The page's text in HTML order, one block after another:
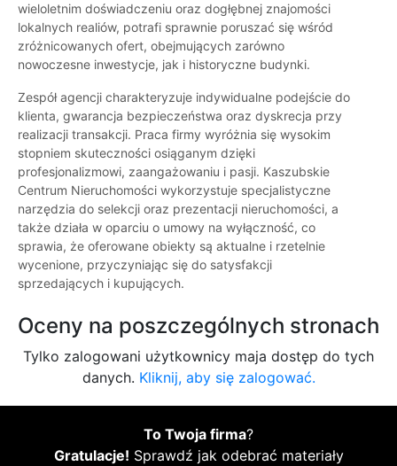
wieloletnim doświadczeniu oraz dogłębnej znajomości
lokalnych realiów, potrafi sprawnie poruszać się wśród
zróżnicowanych ofert, obejmujących zarówno
nowoczesne inwestycje, jak i historyczne budynki.
Zespół agencji charakteryzuje indywidualne podejście do
klienta, gwarancja bezpieczeństwa oraz dyskrecja przy
realizacji transakcji. Praca firmy wyróżnia się wysokim
stopniem skuteczności osiąganym dzięki
profesjonalizmowi, zaangażowaniu i pasji. Kaszubskie
Centrum Nieruchomości wykorzystuje specjalistyczne
narzędzia do selekcji oraz prezentacji nieruchomości, a
także działa w oparciu o umowy na wyłączność, co
sprawia, że oferowane obiekty są aktualne i rzetelnie
wycenione, przyczyniając się do satysfakcji
sprzedających i kupujących.
Oceny na poszczególnych stronach
Tylko zalogowani użytkownicy maja dostęp do tych
danych. Kliknij, aby się zalogować.
To Twoja firma?
Gratulacje! Sprawdź jak odebrać materiały